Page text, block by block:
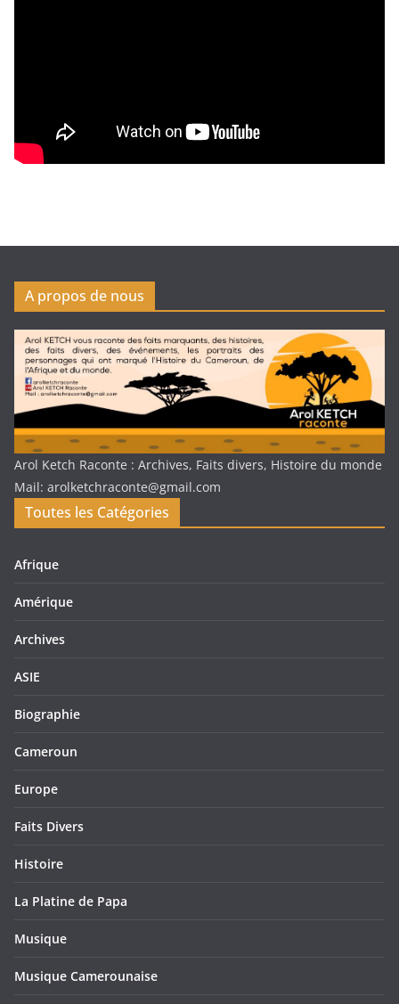
A propos de nous
Arol Ketch Raconte : Archives, Faits divers, Histoire du monde
Mail: arolketchraconte@gmail.com
Toutes les Catégories
Afrique
Amérique
Archives
ASIE
Biographie
Cameroun
Europe
Faits Divers
Histoire
La Platine de Papa
Musique
Musique Camerounaise